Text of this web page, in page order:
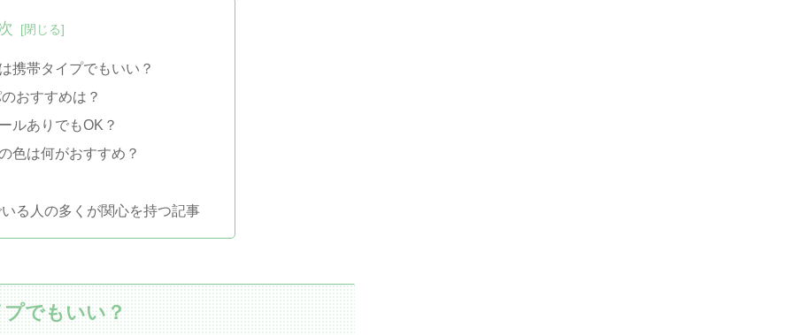
携帯タイプでもいい？
おすすめは？
ルありでもOK？
色は何がおすすめ？
る人の多くが関心を持つ記事
でもいい？